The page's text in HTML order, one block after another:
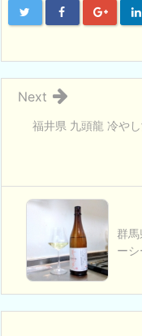
福井県 九頭龍 冷や
Next
群
ーシ